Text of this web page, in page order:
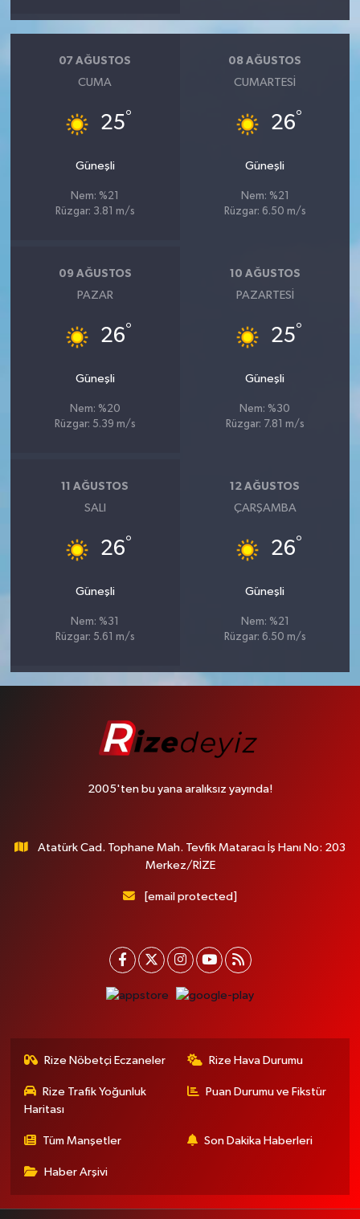
07 AĞUSTOS
CUMA
25°
Güneşli
Nem: %21
Rüzgar: 3.81 m/s
08 AĞUSTOS
CUMARTESI
26°
Güneşli
Nem: %21
Rüzgar: 6.50 m/s
09 AĞUSTOS
PAZAR
26°
Güneşli
Nem: %20
Rüzgar: 5.39 m/s
10 AĞUSTOS
PAZARTESI
25°
Güneşli
Nem: %30
Rüzgar: 7.81 m/s
11 AĞUSTOS
SALI
26°
Güneşli
Nem: %31
Rüzgar: 5.61 m/s
12 AĞUSTOS
ÇARŞAMBA
26°
Güneşli
Nem: %21
Rüzgar: 6.50 m/s
2005'ten bu yana aralıksız yayında!
Atatürk Cad. Tophane Mah. Tevfik Mataracı İş Hanı No: 203
Merkez/RİZE
[email protected]
Rize Nöbetçi Eczaneler Rize Hava Durumu
Rize Trafik Yoğunluk
Haritası
Puan Durumu ve Fikstür
Tüm Manşetler Son Dakika Haberleri
Haber Arşivi